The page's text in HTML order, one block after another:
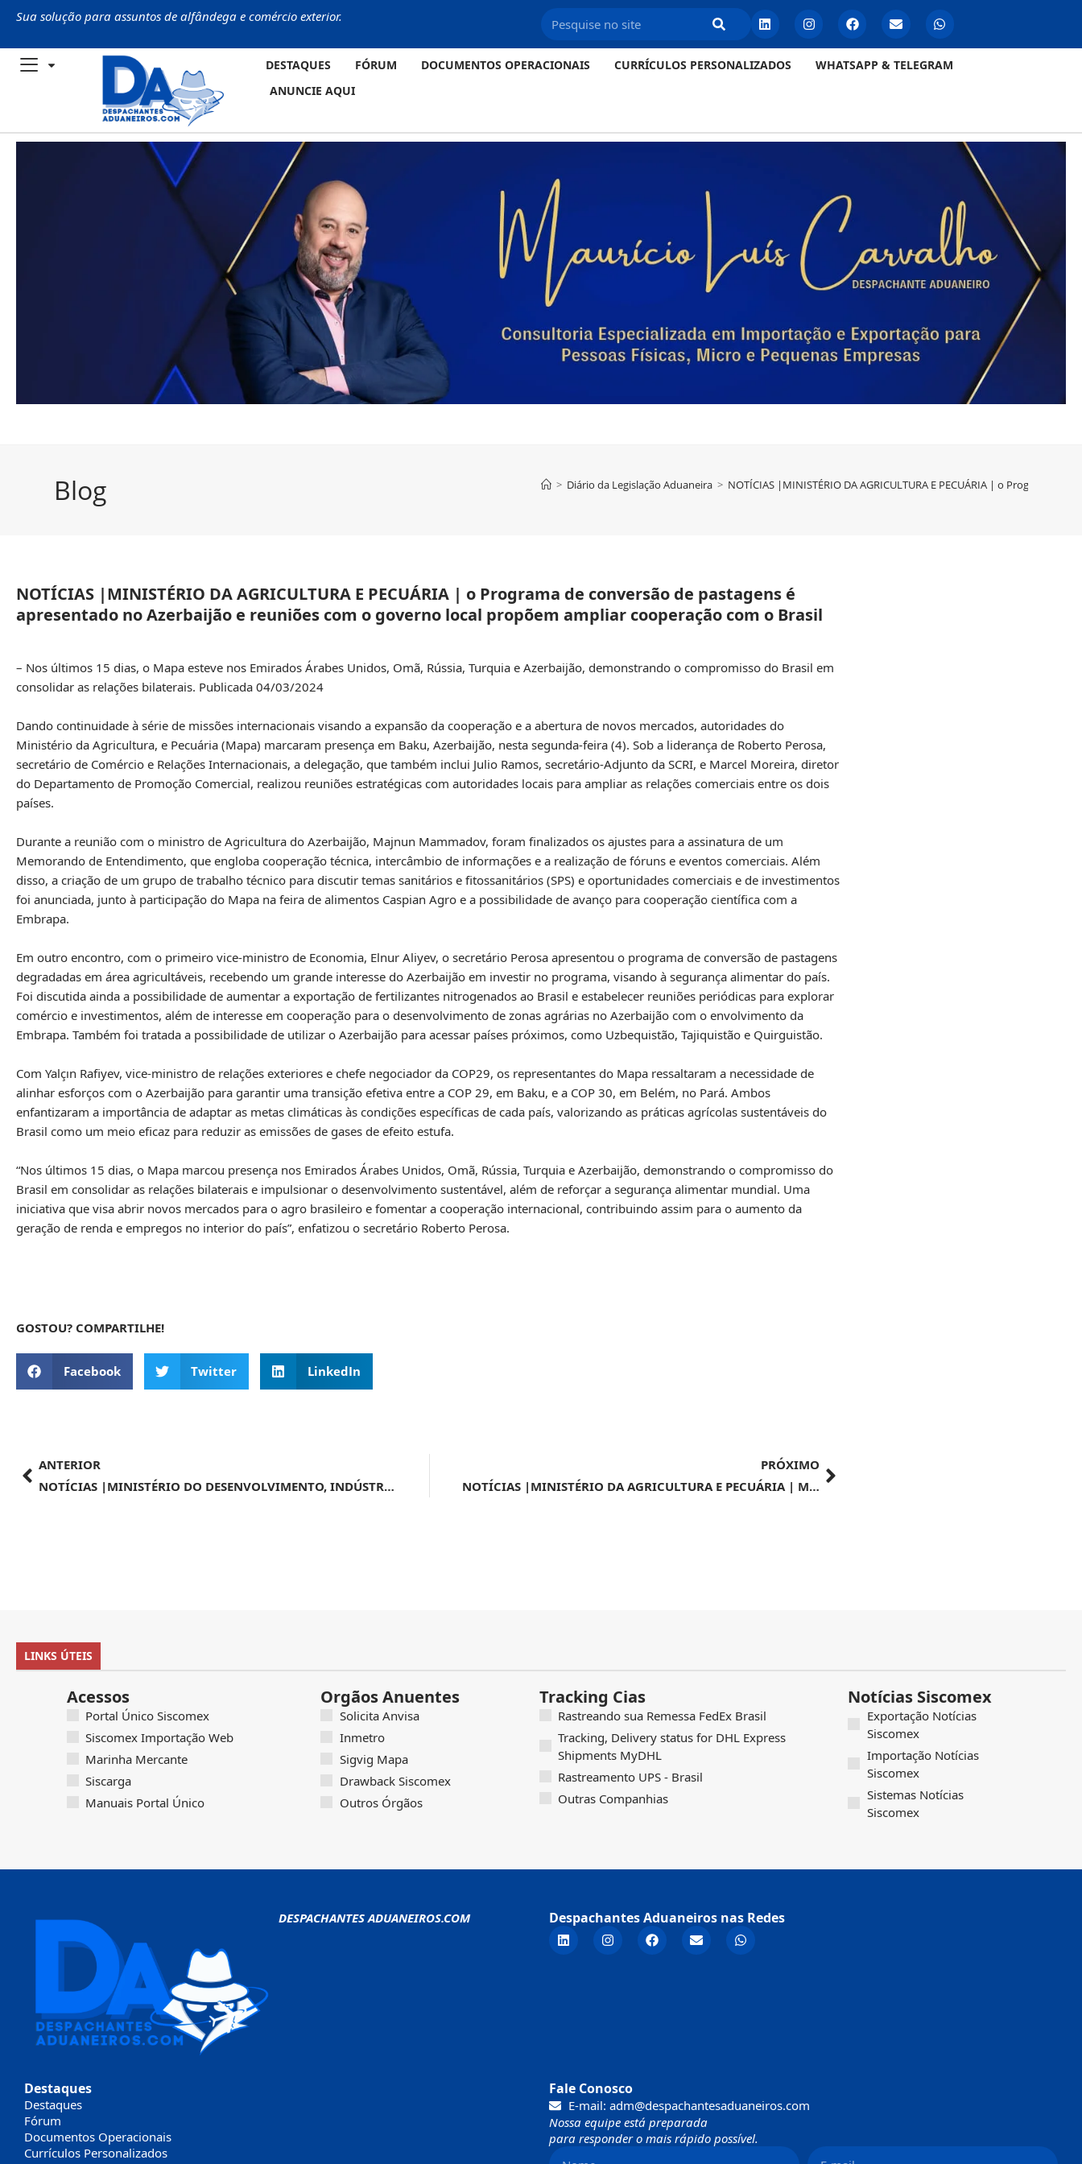
Sua solução para assuntos de alfândega e comércio exterior.
DESTAQUES FÓRUM DOCUMENTOS OPERACIONAIS CURRÍCULOS PERSONALIZADOS
WHATSAPP & TELEGRAM
ANUNCIE AQUI
Blog > Diário da Legislação Aduaneira > NOTÍCIAS |MINISTÉRIO DA AGRICULTURA E PECUÁRIA | o Programa
NOTÍCIAS |MINISTÉRIO DA AGRICULTURA E PECUÁRIA | o Programa de conversão de pastagens é
apresentado no Azerbaijão e reuniões com o governo local propõem ampliar cooperação com o Brasil
– Nos últimos 15 dias, o Mapa esteve nos Emirados Árabes Unidos, Omã, Rússia, Turquia e Azerbaijão, demonstrando o compromisso do Brasil em
consolidar as relações bilaterais. Publicada 04/03/2024
Dando continuidade à série de missões internacionais visando a expansão da cooperação e a abertura de novos mercados, autoridades do
Ministério da Agricultura, e Pecuária (Mapa) marcaram presença em Baku, Azerbaijão, nesta segunda-feira (4). Sob a liderança de Roberto Perosa,
secretário de Comércio e Relações Internacionais, a delegação, que também inclui Julio Ramos, secretário-Adjunto da SCRI, e Marcel Moreira, diretor
do Departamento de Promoção Comercial, realizou reuniões estratégicas com autoridades locais para ampliar as relações comerciais entre os dois
países.
Durante a reunião com o ministro de Agricultura do Azerbaijão, Majnun Mammadov, foram finalizados os ajustes para a assinatura de um
Memorando de Entendimento, que engloba cooperação técnica, intercâmbio de informações e a realização de fóruns e eventos comerciais. Além
disso, a criação de um grupo de trabalho técnico para discutir temas sanitários e fitossanitários (SPS) e oportunidades comerciais e de investimentos
foi anunciada, junto à participação do Mapa na feira de alimentos Caspian Agro e a possibilidade de avanço para cooperação científica com a
Embrapa.
Em outro encontro, com o primeiro vice-ministro de Economia, Elnur Aliyev, o secretário Perosa apresentou o programa de conversão de pastagens
degradadas em área agricultáveis, recebendo um grande interesse do Azerbaijão em investir no programa, visando à segurança alimentar do país.
Foi discutida ainda a possibilidade de aumentar a exportação de fertilizantes nitrogenados ao Brasil e estabelecer reuniões periódicas para explorar
comércio e investimentos, além de interesse em cooperação para o desenvolvimento de zonas agrárias no Azerbaijão com o envolvimento da
Embrapa. Também foi tratada a possibilidade de utilizar o Azerbaijão para acessar países próximos, como Uzbequistão, Tajiquistão e Quirguistão.
Com Yalçın Rafiyev, vice-ministro de relações exteriores e chefe negociador da COP29, os representantes do Mapa ressaltaram a necessidade de
alinhar esforços com o Azerbaijão para garantir uma transição efetiva entre a COP 29, em Baku, e a COP 30, em Belém, no Pará. Ambos
enfantizaram a importância de adaptar as metas climáticas às condições específicas de cada país, valorizando as práticas agrícolas sustentáveis do
Brasil como um meio eficaz para reduzir as emissões de gases de efeito estufa.
“Nos últimos 15 dias, o Mapa marcou presença nos Emirados Árabes Unidos, Omã, Rússia, Turquia e Azerbaijão, demonstrando o compromisso do
Brasil em consolidar as relações bilaterais e impulsionar o desenvolvimento sustentável, além de reforçar a segurança alimentar mundial. Uma
iniciativa que visa abrir novos mercados para o agro brasileiro e fomentar a cooperação internacional, contribuindo assim para o aumento da
geração de renda e empregos no interior do país”, enfatizou o secretário Roberto Perosa.
GOSTOU? COMPARTILHE!
Facebook Twitter LinkedIn
ANTERIOR
NOTÍCIAS |MINISTÉRIO DO DESENVOLVIMENTO, INDÚSTRIA, COMÉRCIO E SERVIÇOS | MDIC lança nova edição do Selo de Boas Práticas Regulatórias e abre prazo para inscrição
PRÓXIMO
NOTÍCIAS |MINISTÉRIO DA AGRICULTURA E PECUÁRIA | Ministro Fávaro e setor ervateiro discutem alteração da resolução que define os limites de contaminantes inorgânicos permitidos no Mercosul
LINKS ÚTEIS
Acessos
Portal Único Siscomex
Siscomex Importação Web
Marinha Mercante
Siscarga
Manuais Portal Único
Orgãos Anuentes
Solicita Anvisa
Inmetro
Sigvig Mapa
Drawback Siscomex
Outros Órgãos
Tracking Cias
Rastreando sua Remessa FedEx Brasil
Tracking, Delivery status for DHL Express
Shipments MyDHL
Rastreamento UPS - Brasil
Outras Companhias
Notícias Siscomex
Exportação Notícias
Siscomex
Importação Notícias
Siscomex
Sistemas Notícias
Siscomex
DESPACHANTES ADUANEIROS.COM Despachantes Aduaneiros nas Redes
Destaques
Destaques
Fórum
Documentos Operacionais
Currículos Personalizados
Fale Conosco
E-mail: adm@despachantesaduaneiros.com
Nossa equipe está preparada
para responder o mais rápido possível.